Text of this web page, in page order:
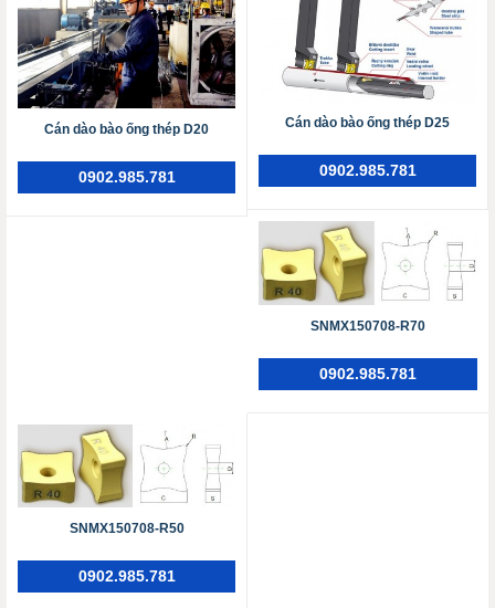
Cán dào bào ống thép D20
0902.985.781
Cán dào bào ống thép D25
0902.985.781
SNMX150708-R70
0902.985.781
SNMX150708-R50
0902.985.781